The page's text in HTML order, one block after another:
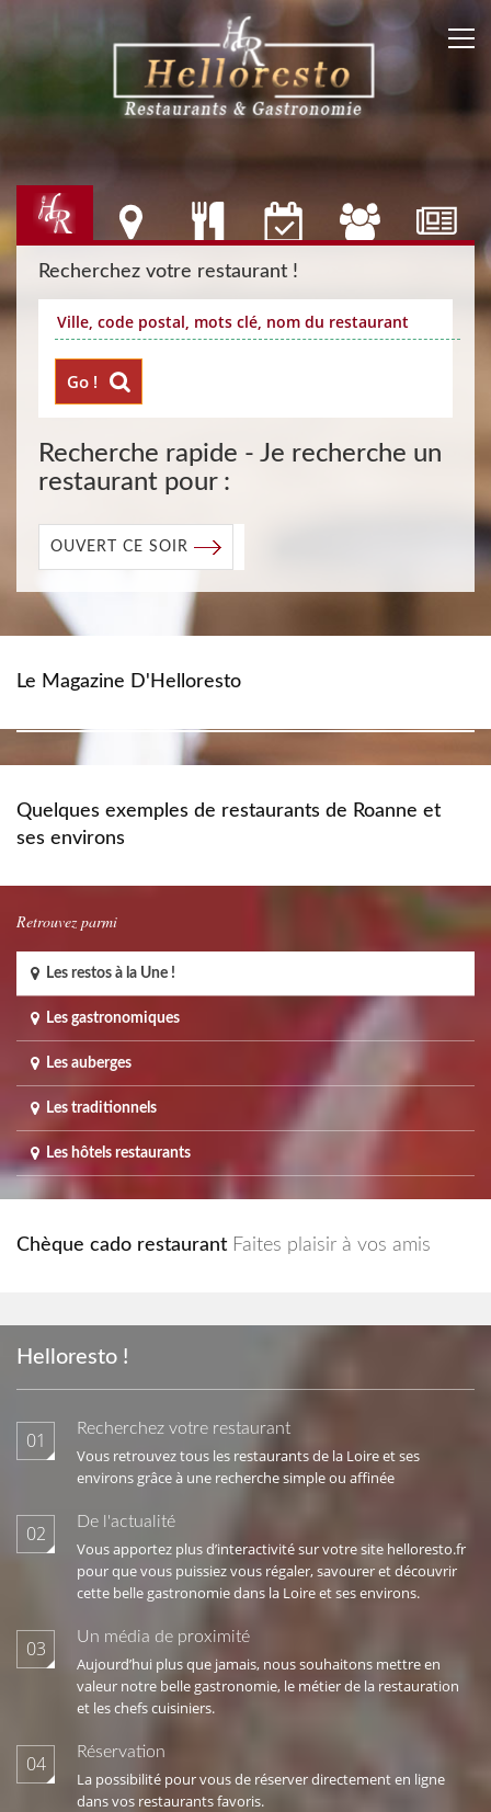
Recherchez votre restaurant !
Go !
Recherche rapide - Je recherche un
restaurant pour :
OUVERT CE SOIR
Le Magazine D'Helloresto
Quelques exemples de restaurants de Roanne et
ses environs
Retrouvez parmi
Les restos à la Une !
Les gastronomiques
Les auberges
Les traditionnels
Les hôtels restaurants
Chèque cado restaurant Faites plaisir à vos amis
Helloresto !
01 Recherchez votre restaurant
Vous retrouvez tous les restaurants de la Loire et ses
environs grâce à une recherche simple ou affinée
02 De l'actualité
Vous apportez plus d’interactivité sur votre site helloresto.fr
pour que vous puissiez vous régaler, savourer et découvrir
cette belle gastronomie dans la Loire et ses environs.
03 Un média de proximité
Aujourd’hui plus que jamais, nous souhaitons mettre en
valeur notre belle gastronomie, le métier de la restauration
et les chefs cuisiniers.
04 Réservation
La possibilité pour vous de réserver directement en ligne
dans vos restaurants favoris.